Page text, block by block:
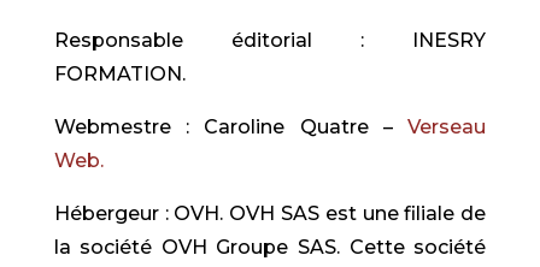
Responsable éditorial : INESRY
FORMATION.
Webmestre : Caroline Quatre –Verseau
Web.
Hébergeur : OVH. OVH SAS est une filiale de
la société OVH Groupe SAS. Cette société